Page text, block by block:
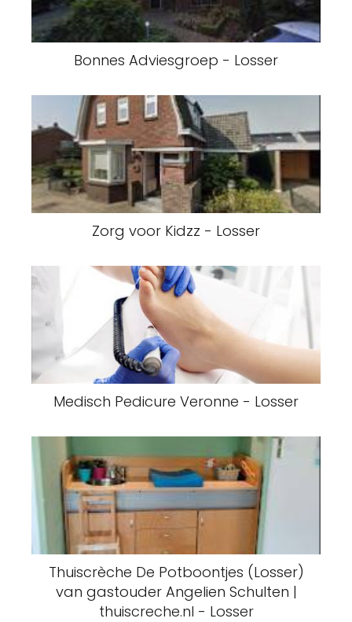
Bonnes Adviesgroep - Losser
Zorg voor Kidzz - Losser
Medisch Pedicure Veronne - Losser
Thuiscrèche De Potboontjes (Losser)
van gastouder Angelien Schulten |
thuiscreche.nl - Losser